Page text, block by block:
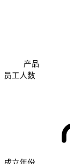
产品
员工人数